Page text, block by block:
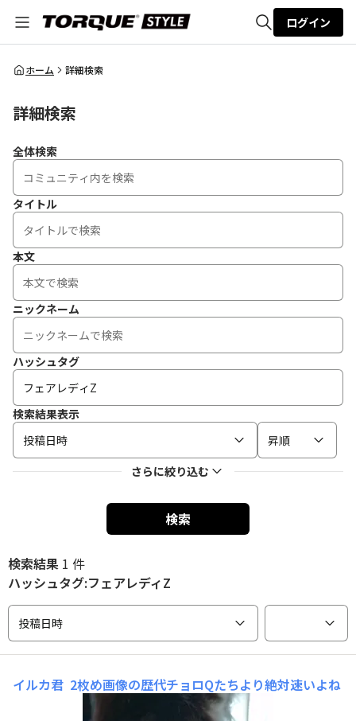
全体検索
ログイン
ホーム 詳細検索
詳細検索
全体検索
タイトル
本文
ニックネーム
ハッシュタグ
検索結果表示
投稿日時
昇順
さらに絞り込む
検索
検索結果 1 件
ハッシュタグ:フェアレディZ
投稿日時
イルカ君 2枚め画像の歴代チョロQたちより絶対速いよね